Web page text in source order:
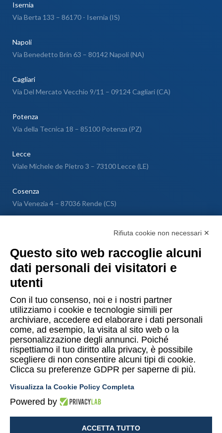
Isernia
Via Berta 133 – 86170 - Isernia (IS)
Napoli
Via Benedetto Brin 63 – 80142 Napoli (NA)
Cagliari
Via Del Mercato Vecchio 9/11 – 09124 Cagliari (CA)
Potenza
Via della Tecnica 18 – 85100 Potenza (PZ)
Lecce
Viale Michele de Pietro 3 – 73100 Lecce (LE)
Cosenza
Via Venezia 4 – 87036 Rende (CS)
Lugano
Copyright © 2015-2026 Uomo & Ambiente S.r.l. Società Benefit
PI/CF 10874480014
Privacy Policy UeA
Termini e condizioni Shop UeA
Cookies policy
Mappa del sito
Rifiuta cookie non necessari ✕
Questo sito web raccoglie alcuni
dati personali dei visitatori e
utenti
Con il tuo consenso, noi e i nostri partner
utilizziamo i cookie e tecnologie simili per
archiviare, accedere ed elaborare i dati personali
come, ad esempio, la visita al sito web o la
personalizzazione degli annunci. Poiché
rispettiamo il tuo diritto alla privacy, è possibile
scegliere di non consentire alcuni tipi di cookie.
Clicca su preferenze GDPR per saperne di più.
Visualizza la Cookie Policy Completa
Powered by
ACCETTA TUTTO